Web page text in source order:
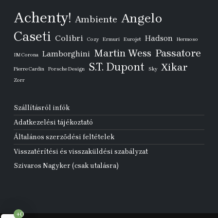
Achenty! Ambiente Angelo
Caseti Colibri Cozy Ermuri Eurojet Hadson Hermoso
IM Corona Lamborghini Martin Wess Passatore
Pierre Cardin Porsche Design S.T. Dupont Sky Xikar
Zorr
Szállításról infók
Adatkezelési tájékoztató
Általános szerződési feltételek
Visszatérítési és visszaküldési szabályzat
Szivaros Nagyker (csak utalásra)
+0